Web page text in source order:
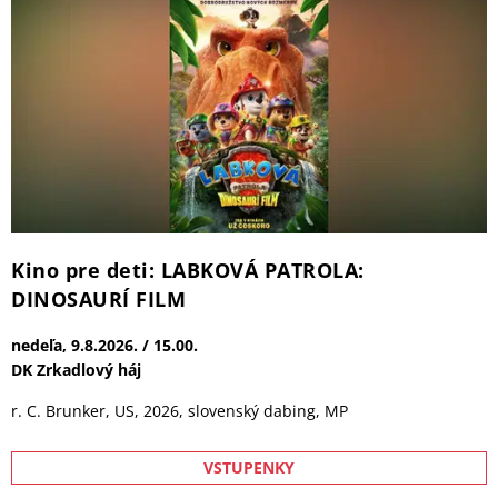
nedeľa, 16.8.2026. / 15.00.
r. C. Brunker, US, 2026, slovenský dabing, MP
VSTUPENKY